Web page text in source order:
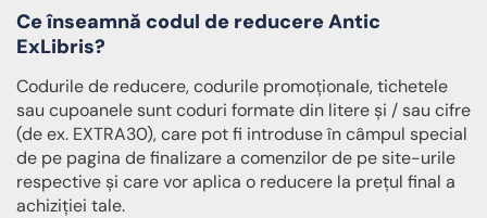
Ce înseamnă codul de reducere Antic
ExLibris?
Codurile de reducere, codurile promoționale, tichetele
sau cupoanele sunt coduri formate din litere și / sau cifre
(de ex. EXTRA30), care pot fi introduse în câmpul special
de pe pagina de finalizare a comenzilor de pe site-urile
respective și care vor aplica o reducere la prețul final a
achiziției tale.